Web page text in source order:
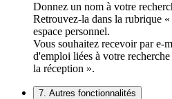
Donnez un nom à votre
Retrouvez-la dans la rubrique
espace personnel.
Vous souhaitez recevoir par e-
d'emploi liées à votre
la réception ».
7. Autres fonctionnalités